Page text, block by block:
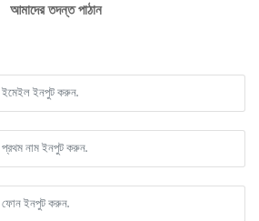
আমাদের তদন্ত পাঠান